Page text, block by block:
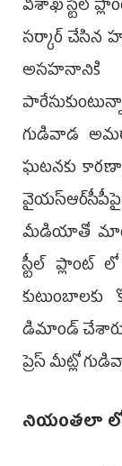
విశాఖ స్టీల్
సర్కార్ చేసిన
గుడివాడ
ఘటనకు
మీడియాతో
స్టీల్ ప్లాంట్
డిమాండ్
ప్రెస్ మీట్లో
నియంతలా